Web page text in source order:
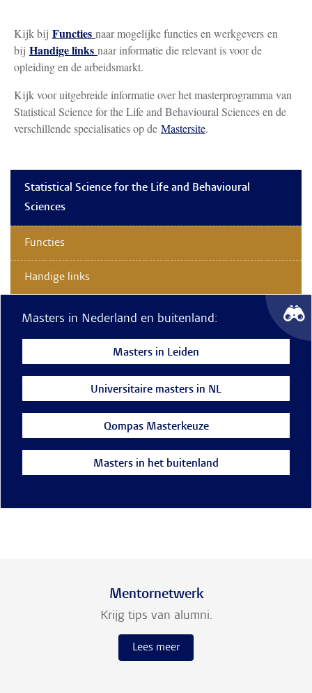
Kijk bij Functies naar mogelijke functies en werkgevers en
bij Handige links naar informatie die relevant is voor de
opleiding en de arbeidsmarkt.
Kijk voor uitgebreide informatie over het masterprogramma van
Statistical Science for the Life and Behavioural Sciences en de
verschillende specialisaties op de Mastersite.
Statistical Science for the Life and Behavioural
Sciences
Functies
Handige links
Masters in Nederland en buitenland:
Masters in Leiden
Universitaire masters in NL
Qompas Masterkeuze
Masters in het buitenland
Mentornetwerk
Krijg tips van alumni.
Lees meer